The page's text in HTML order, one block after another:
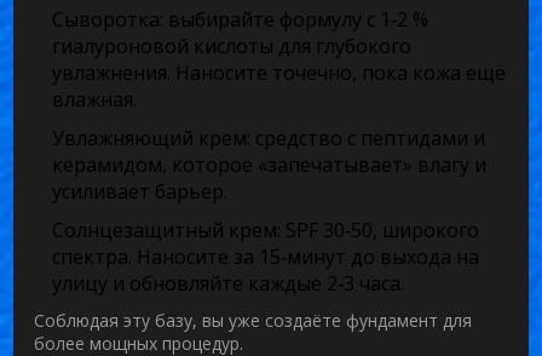
Сыворотка: выбирайте формулу с 1‑2 %
гиалуроновой кислоты для глубокого
увлажнения. Наносите точечно, пока кожа ещё
влажная.
Увлажняющий крем: средство с пептидами и
керамидом, которое «запечатывает» влагу и
усиливает барьер.
Солнцезащитный крем: SPF 30‑50, широкого
спектра. Наносите за 15‑минут до выхода на
улицу и обновляйте каждые 2‑3 часа.
Соблюдая эту базу, вы уже создаёте фундамент для
более мощных процедур.